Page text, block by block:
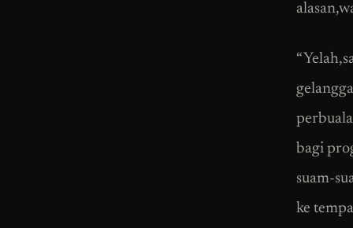
bagi
suam-
ke